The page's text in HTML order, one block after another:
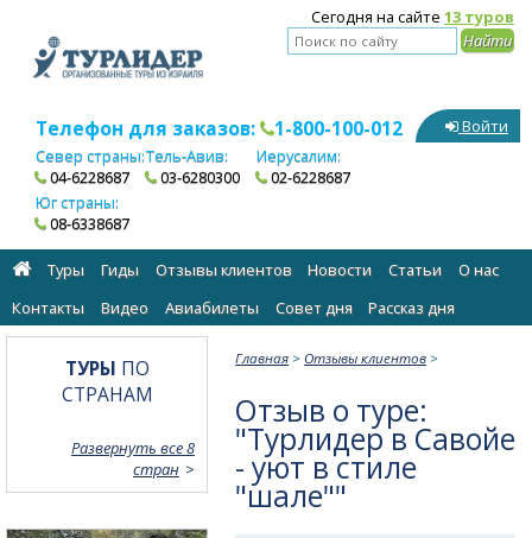
Сегодня на сайте 13 туров
Телефон для заказов: 1-800-100-012
Север страны:
04-6228687
Тель-Авив:
03-6280300
Иерусалим:
02-6228687
Юг страны:
08-6338687
Войти
Туры Гиды Отзывы клиентов Новости Статьи
О нас
Контакты
Видео Авиабилеты Cовет дня Рассказ дня
Главная > Отзывы клиентов >
Отзыв о туре:
"Турлидер в Савойе
- уют в стиле
"шале""
ТУРЫ ПО
СТРАНАМ
Развернуть все 8
стран